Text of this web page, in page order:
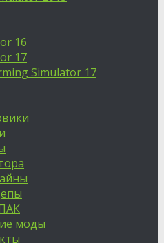
16
17
Simulator 17
моды